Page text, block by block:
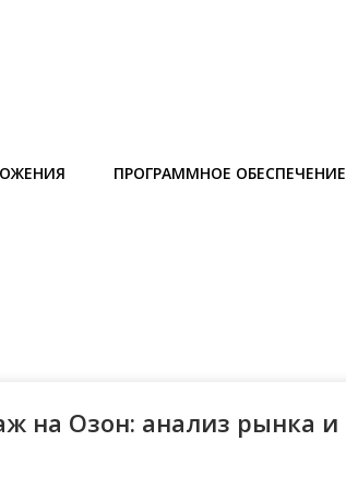
ПРОГРАММНОЕ ОБЕСПЕЧЕНИЕ
на Озон: анализ рынка и